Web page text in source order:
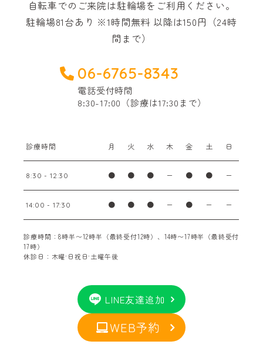
自転車でのご来院は駐輪場をご利用ください。
駐輪場81台あり ※1時間無料 以降は150円（24時
間まで）
06-6765-8343
電話受付時間
8:30-17:00（診療は17:30まで）
診療時間 月 火 水 木 金 土 日
8:30 - 12:30 ● ● ● ー ● ● ー
14:00 - 17:30 ● ● ● ー ● ー ー
診療時間：8時半〜12時半（最終受付12時）、14時〜17時半（最終受付
17時）
休診日：木曜·日祝日·土曜午後
LINE友達追加
WEB予約